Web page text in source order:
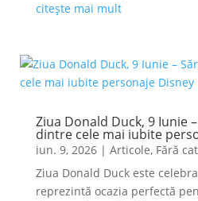
citește mai mult
Ziua Donald Duck, 9 Iunie
dintre cele mai iubite
iun. 9, 2026| Articole, Fără
Ziua Donald Duck este
reprezintă ocazia perfectă